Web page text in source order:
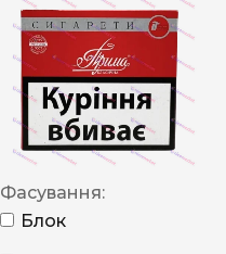
Фасування:
Блок